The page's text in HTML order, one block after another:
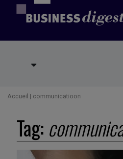
Accueil | communicatioon
Tag: